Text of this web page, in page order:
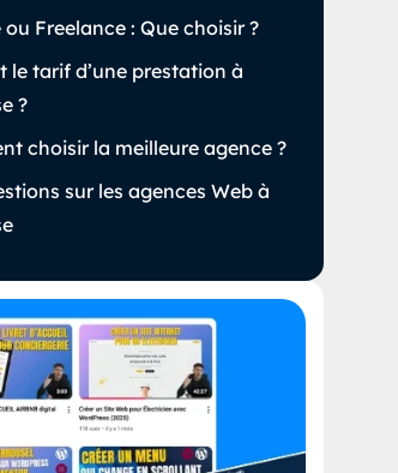
ou Freelance : Que choisir ?
le tarif d’une prestation à
?
choisir la meilleure agence ?
sur les agences Web à